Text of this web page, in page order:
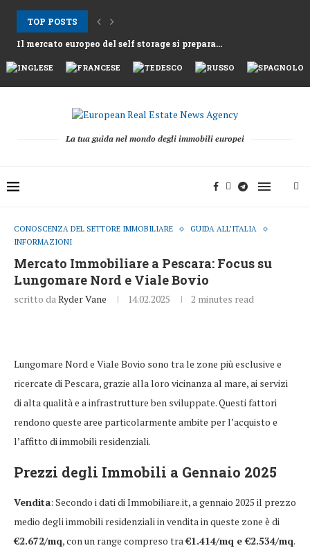
TOP POSTS
Il mercato europeo del self storage si prepara...
Gli affitti ad Atene aumentano mentre la Grecia...
Nemo Garden Una fattoria subacquea che sfida l’agricoltura...
Bruxelles vuole sbloccare 10 mila miliardi di euro...
Greystar Avanza nell’Espansione Strategica del Build to Rent...
Le grandi città prendono di mira le seconde...
Asset alberghieri dopo la stagione 2025 mentre fondi...
Il cambiamento strutturale dietro la ripresa della raccolta...
La tua guida nel mondo degli immobili europei
CONOSCENZA DEL SETTORE IMMOBILIARE
GUIDA ALL’ITALIA
INFORMAZIONI
Mercato Immobiliare a Pescara: Focus su
Lungomare Nord e Viale Bovio
scritto daRyder Vane 14.02.2025 2 minutes read
Lungomare Nord e Viale Bovio sono tra le zone più esclusive e
ricercate di Pescara, grazie alla loro vicinanza al mare, ai servizi
di alta qualità e a infrastrutture ben sviluppate. Questi fattori
rendono queste aree particolarmente ambite per l’acquisto e
l’affitto di immobili residenziali.
Prezzi degli Immobili a Gennaio 2025
Vendita: Secondo i dati di Immobiliare.it, a gennaio 2025 il prezzo
medio degli immobili residenziali in vendita in queste zone è di
€2.672/mq, con un range compreso tra€1.414/mq e €2.534/mq.